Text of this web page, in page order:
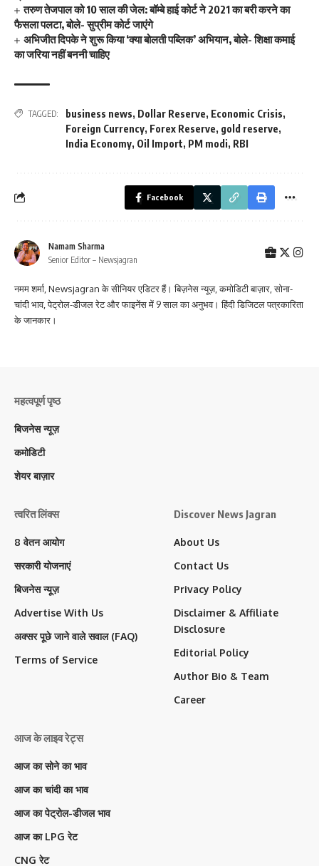
तरुण तेजपाल को 10 साल की जेल: बॉम्बे हाई कोर्ट ने 2021 का बरी करने का
फैसला पलटा, बोले- सुप्रीम कोर्ट जाएंगे
अभिजीत दिपके ने शुरू किया ‘क्या बोलती पब्लिक’ अभियान, बोले- शिक्षा कमाई
का जरिया नहीं बननी चाहिए
TAGGED: business news, Dollar Reserve, Economic Crisis,
Foreign Currency, Forex Reserve, gold reserve,
India Economy, Oil Import, PM modi, RBI
Facebook
Namam Sharma
Senior Editor – Newsjagran
नमम शर्मा, Newsjagran के सीनियर एडिटर हैं। बिज़नेस न्यूज़, कमोडिटी बाज़ार, सोना-
चांदी भाव, पेट्रोल-डीजल रेट और फाइनेंस में 9 साल का अनुभव। हिंदी डिजिटल पत्रकारिता
के जानकार।
महत्वपूर्ण पृष्ठ
बिजनेस न्यूज़
कमोडिटी
शेयर बाज़ार
त्वरित लिंक्स
8 वेतन आयोग
सरकारी योजनाएं
बिजनेस न्यूज़
Advertise With Us
अक्सर पूछे जाने वाले सवाल (FAQ)
Terms of Service
Discover News Jagran
About Us
Contact Us
Privacy Policy
Disclaimer & Affiliate
Disclosure
Editorial Policy
Author Bio & Team
Career
आज के लाइव रेट्स
आज का सोने का भाव
आज का चांदी का भाव
आज का पेट्रोल-डीजल भाव
आज का LPG रेट
CNG रेट